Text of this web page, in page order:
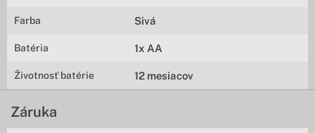
Farba Sivá
Batéria 1x AA
Životnosť batérie 12 mesiacov
Záruka